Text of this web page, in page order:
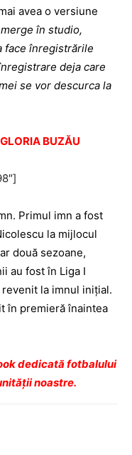
avea o versiune
merge în studio,
face înregistrările
deja care
se vor descurca la
BUZĂU
Primul imn a fost
la mijlocul
două sezoane,
au fost în Liga I
la imnul iniţial.
în premieră înaintea
dedicată fotbalului
noastre.